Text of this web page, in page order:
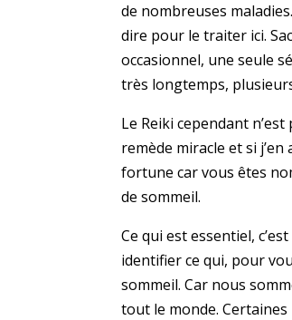
de nombreuses
dire pour le traiter ici.
occasionnel, une seule
très longtemps,
Le Reiki cependant n’est
remède miracle et si
fortune car vous êtes
de sommeil.
Ce qui est essentiel,
identifier ce qui, pour
sommeil. Car nous
tout le monde.